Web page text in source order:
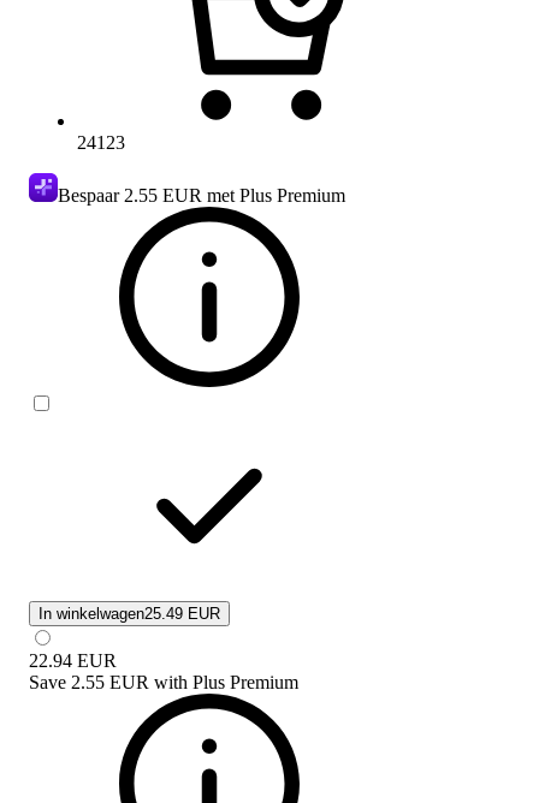
24123
Bespaar 2.55 EUR met Plus Premium
In winkelwagen25.49 EUR
22.94 EUR
Save 2.55 EUR with Plus Premium